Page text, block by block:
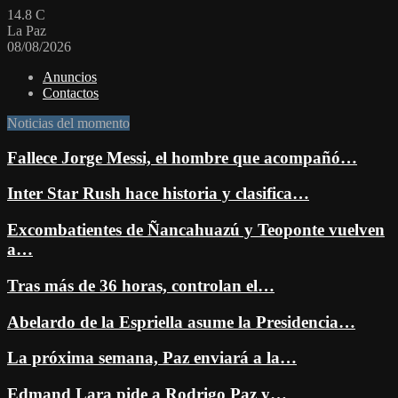
14.8 C
La Paz
08/08/2026
Anuncios
Contactos
Noticias del momento
Fallece Jorge Messi, el hombre que acompañó…
Inter Star Rush hace historia y clasifica…
Excombatientes de Ñancahuazú y Teoponte vuelven
a…
Tras más de 36 horas, controlan el…
Abelardo de la Espriella asume la Presidencia…
La próxima semana, Paz enviará a la…
Edmand Lara pide a Rodrigo Paz y…